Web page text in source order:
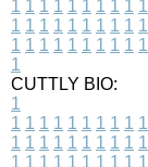
1 1 1 1 1 1 1 1 1 1
1 1 1 1 1 1 1 1 1 1
1 1 1 1 1 1 1 1 1 1
1
CUTTLY BIO:
1
1 1 1 1 1 1 1 1 1 1
1 1 1 1 1 1 1 1 1 1
1 1 1 1 1 1 1 1 1 1